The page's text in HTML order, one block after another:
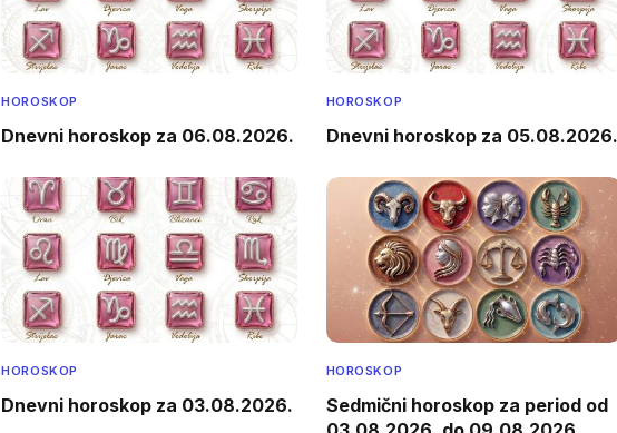
HOROSKOP
Dnevni horoskop za 06.08.2026.
HOROSKOP
Dnevni horoskop za 05.08.2026.
HOROSKOP
Dnevni horoskop za 03.08.2026.
HOROSKOP
Sedmični horoskop za period od